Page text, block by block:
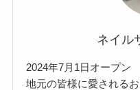
ネイル
2024年7月1日オープン
地元の皆様に愛される